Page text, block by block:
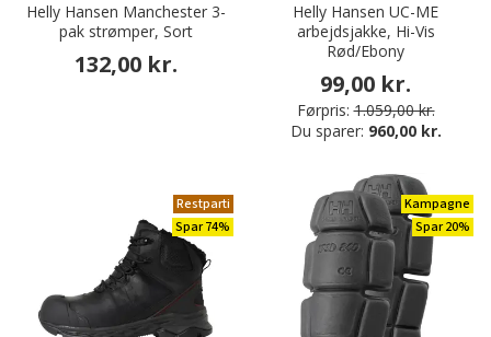
Helly Hansen Manchester 3-
pak strømper, Sort
132,00 kr.
Helly Hansen UC-ME
arbejdsjakke, Hi-Vis
Rød/Ebony
99,00 kr.
Førpris: 1.059,00 kr.
Du sparer: 960,00 kr.
Restparti
Spar 74%
Kampagne
Spar 20%